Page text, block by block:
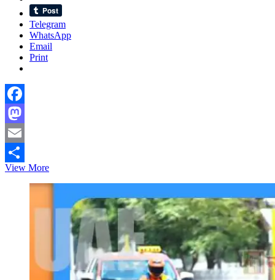
Telegram
WhatsApp
Email
Print
Facebook
Mastodon
Email
Share
View Moreপ্রবাসীদের
সুখবর:
যেতে
মন্ত্রণালয়ের